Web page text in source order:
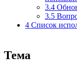
3.4
3.5
4 Список
Тема